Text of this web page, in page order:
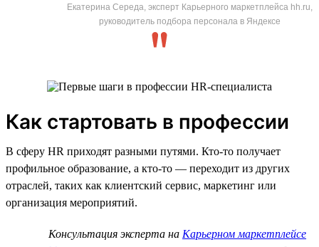
Екатерина Середа, эксперт Карьерного маркетплейса hh.ru,
руководитель подбора персонала в Яндексе
Как стартовать в профессии
В сферу HR приходят разными путями. Кто-то получает
профильное образование, а кто-то — переходит из других
отраслей, таких как клиентский сервис, маркетинг или
организация мероприятий.
Консультация эксперта на Карьерном маркетплейсе